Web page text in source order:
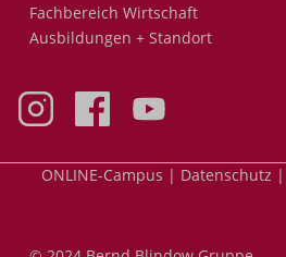
Fachbereich Wirtschaft
Ausbildungen + Standort
Meta-
ONLINE-Campus Datenschutz